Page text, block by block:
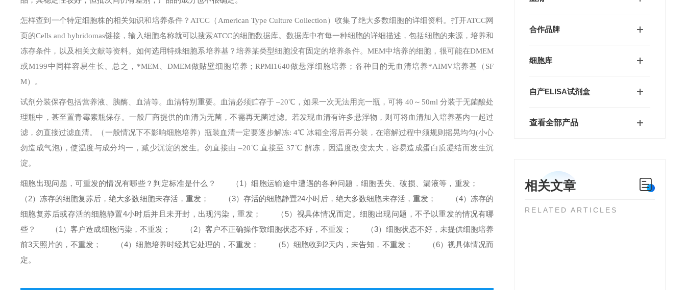
合作品牌
细胞库
自产ELISA试剂盒
查看全部产品
相关文章
RELATED ARTICLES
怎样查到一个特定细胞株的相关知识和培养条件？ ATCC（American Type Culture Collection）收集了绝大多数细胞的详细资料。打开ATCC网
页的Cells and hybridomas链接，输入细胞名称就可以搜索ATCC的细胞数据库。数据库中有每一种细胞的详细描述，包括细胞的来源，培养和
冻存条件，以及相关文献等资料。 如何选用特殊细胞系培养基？ 培养某类型细胞没有固定的培养条件。MEM中培养的细胞，很可能在DMEM
或M199中同样容易生长。总之，*MEM、DMEM做贴壁细胞培养；RPMI1640做悬浮细胞培养；各种目的无血清培养*AIMV培养基（SF
M）。
试剂分装保存包括营养液、胰酶、血清等。
血清特别重要。血清必须贮存于 –20℃，如果一次无法用完一瓶，可将 40～50ml 分装于无菌酸处
理瓶中，甚至置青霉素瓶保存。一般厂商提供的血清为无菌，不需再无菌过滤。若发现血清有许多悬浮物，则可将血清加入培养基内一起过
滤，勿直接过滤血清。（一般情况下不影响细胞培养）瓶装血清一定要逐步解冻: 4℃ 冰箱全溶后再分装，在溶解过程中须规则摇晃均匀(小心
勿造成气泡)，使温度与成分均一，减少沉淀的发生。勿直接由 –20℃ 直接至 37℃ 解冻，因温度改变太大，容易造成蛋白质凝结而发生沉
淀。
细胞出现问题，可重发的情况有哪些？判定标准是什么？
（1）细胞运输途中遭遇的各种问题，细胞丢失、破损、漏液等，重发；
（2）冻存的细胞复苏后，绝大多数细胞未存活，重发；
（3）存活的细胞静置24小时后，绝大多数细胞未存活，重发；
（4）冻存的
细胞复苏后或存活的细胞静置4小时后并且未开封，出现污染，重发；
（5）视具体情况而定。细胞出现问题，不予以重发的情况有哪
些？
（1）客户造成细胞污染，不重发； （2）客户不正确操作致细胞状态不好，不重发；
（3）细胞状态不好，未提供细胞培养
前3天照片的，不重发；
（4）细胞培养时经其它处理的，不重发； （5）细胞收到2天内，未告知，不重发；
（6）视具体情况而
定。